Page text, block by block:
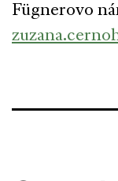
Fügnerovo